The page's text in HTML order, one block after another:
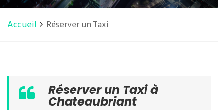
Accueil Réserver un Taxi
Réserver un Taxi à
Chateaubriant